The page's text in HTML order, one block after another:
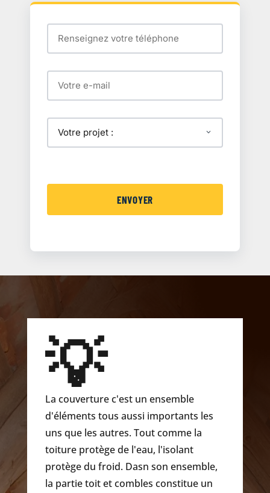
💡
La couverture c'est un ensemble
d'éléments tous aussi importants les
uns que les autres. Tout comme la
toiture protège de l'eau, l'isolant
protège du froid. Dasn son ensemble,
la partie toit et combles constitue un